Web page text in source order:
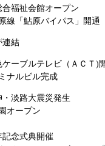
福祉会館オープン
線「鮎原バイパス」開通
連結
ーブルテレビ（ＡＣＴ)
ナルビル完成
淡路大震災発生
オープン
記念式典開催